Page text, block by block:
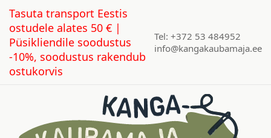
Tasuta transport Eestis
ostudele alates 50 € |
Püsikliendile soodustus
-10%, soodustus rakendub
ostukorvis
Tel: +372 53 484952
info@kangakaubamaja.ee